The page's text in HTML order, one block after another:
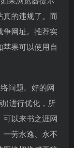
真的违规了。而
争网址。推荐实
苹果可以使用自
问题。好的网
)进行优化，所
可以来书之涯网
一劳永逸、永不